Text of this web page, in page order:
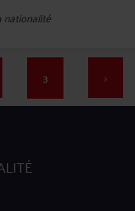
nationalité
3 >